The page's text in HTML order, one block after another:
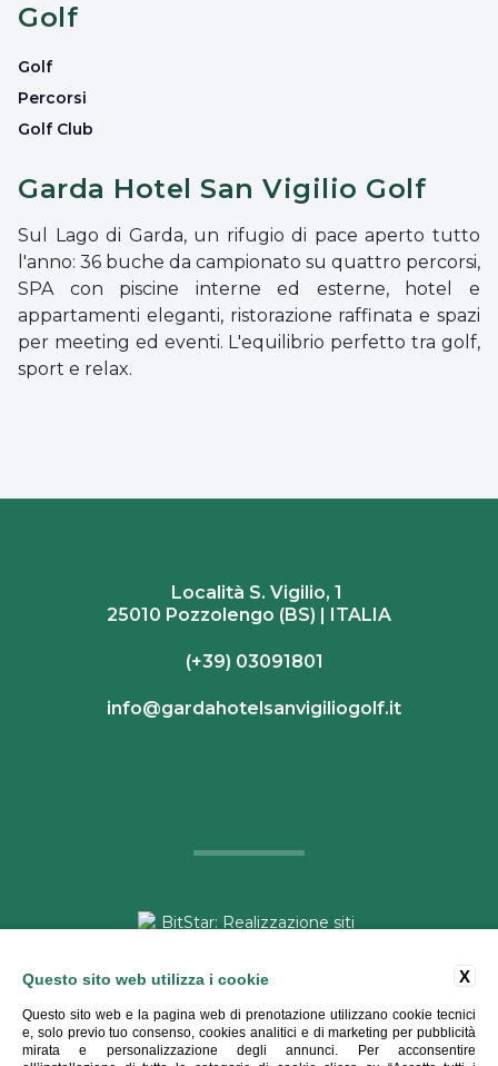
Golf
Golf
Percorsi
Golf Club
Garda Hotel San Vigilio Golf
Sul Lago di Garda, un rifugio di pace aperto tutto
l'anno: 36 buche da campionato su quattro percorsi,
SPA con piscine interne ed esterne, hotel e
appartamenti eleganti, ristorazione raffinata e spazi
per meeting ed eventi. L'equilibrio perfetto tra golf,
sport e relax.
Località S. Vigilio, 1
25010 Pozzolengo (BS) | ITALIA
(+39) 03091801
info@gardahotelsanvigiliogolf.it
riservati
P.IVA 02559330986
X
Questo sito web utilizza i cookie
Questo sito web e la pagina web di prenotazione utilizzano cookie tecnici
e, solo previo tuo consenso, cookies analitici e di marketing per pubblicità
mirata e personalizzazione degli annunci. Per acconsentire